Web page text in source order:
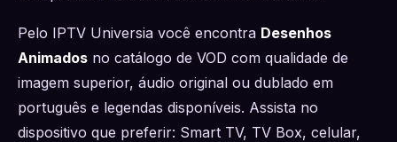
Pelo IPTV Universia você encontra Desenhos
Animados no catálogo de VOD com qualidade de
imagem superior, áudio original ou dublado em
português e legendas disponíveis. Assista no
dispositivo que preferir: Smart TV, TV Box, celular,